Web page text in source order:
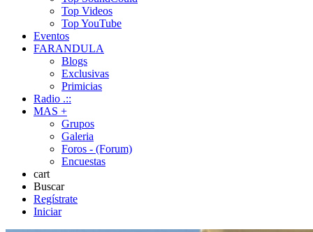
Top Videos
Top YouTube
Eventos
FARANDULA
Blogs
Exclusivas
Primicias
Radio .::
MAS +
Grupos
Galeria
Foros - (Forum)
Encuestas
cart
Buscar
Regístrate
Iniciar